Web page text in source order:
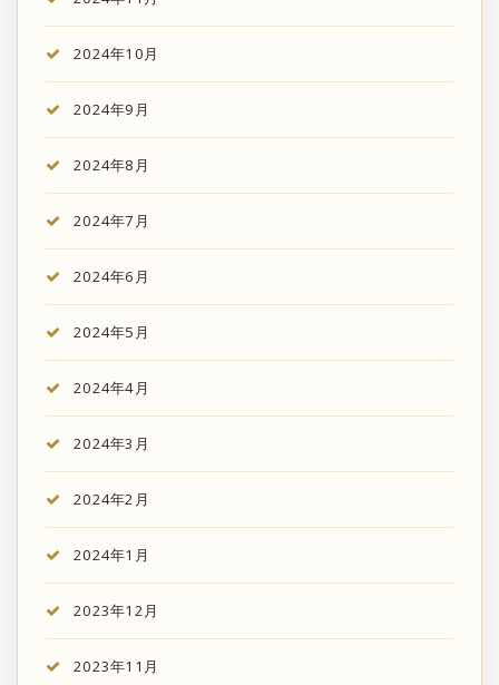
2024年10月
2024年9月
2024年8月
2024年7月
2024年6月
2024年5月
2024年4月
2024年3月
2024年2月
2024年1月
2023年12月
2023年11月